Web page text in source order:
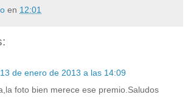
en 12:01
13 de enero de 2013 a las 14:09
foto bien merece ese premio.Saludos